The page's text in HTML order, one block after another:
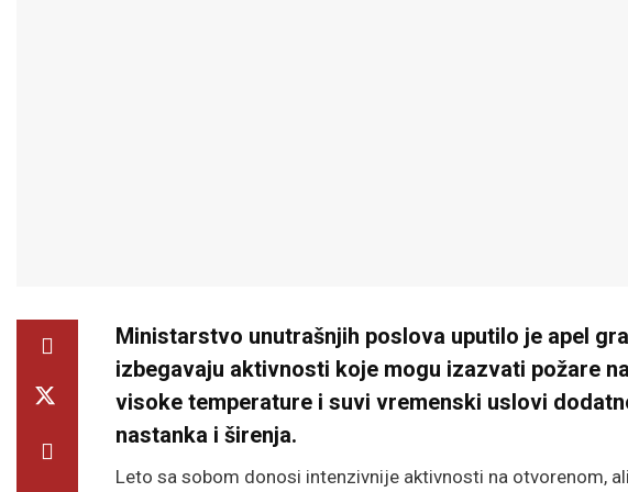
Ministarstvo unutrašnjih poslova uputilo je apel
izbegavaju aktivnosti koje mogu izazvati požare
visoke temperature i suvi vremenski uslovi
nastanka i širenja.
Leto sa sobom donosi intenzivnije aktivnosti na otvorenom,